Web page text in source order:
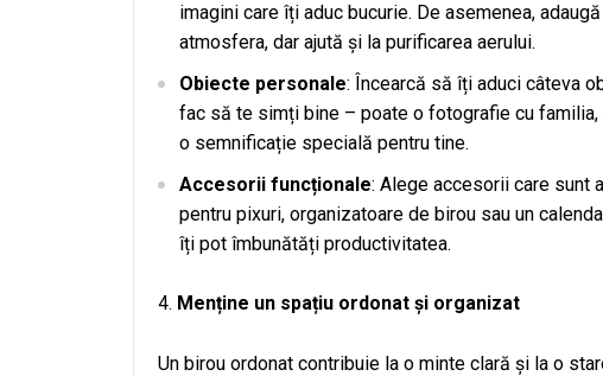
imagini care îți aduc bucurie. De asemenea,
atmosfera, dar ajută și la purificarea aerului.
Obiecte personale: Încearcă să îți aduci câteva
fac să te simți bine – poate o fotografie cu
o semnificație specială pentru tine.
Accesorii funcționale: Alege accesorii care sunt
pentru pixuri, organizatoare de birou sau un
îți pot îmbunătăți productivitatea.
Menține un spațiu ordonat și organizat
Un birou ordonat contribuie la o minte clară și la o